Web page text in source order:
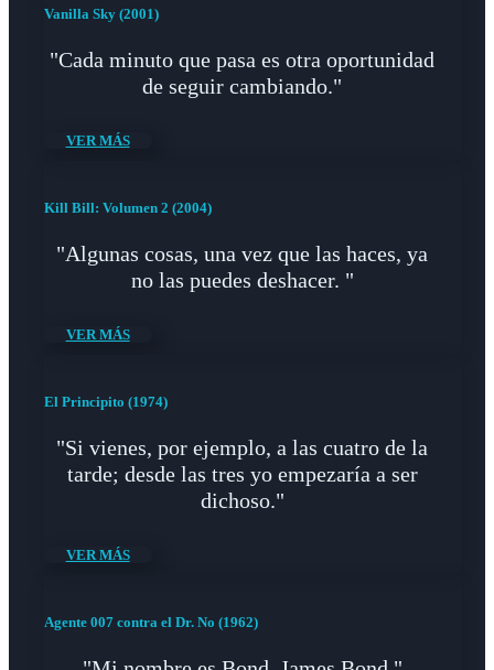
Vanilla Sky (2001)
"Cada minuto que pasa es otra oportunidad
de seguir cambiando."
VER MÁS
Kill Bill: Volumen 2 (2004)
"Algunas cosas, una vez que las haces, ya
no las puedes deshacer. "
VER MÁS
El Principito (1974)
"Si vienes, por ejemplo, a las cuatro de la
tarde; desde las tres yo empezaría a ser
dichoso."
VER MÁS
Agente 007 contra el Dr. No (1962)